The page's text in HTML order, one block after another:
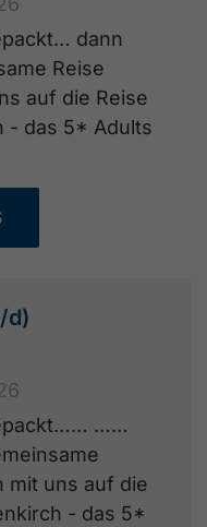
dann
Reise
auf die Reise
- das 5* Adults
d)
……
mit uns auf die
- das 5*